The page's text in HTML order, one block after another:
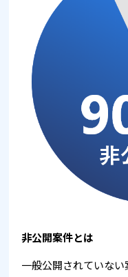
非公開案件とは
一般公開されていな